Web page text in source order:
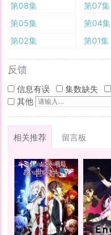
第08集
第07集
第05集
第04集
第02集
第01集
反馈
信息有误 集数缺失
其他
相关推荐 留言板